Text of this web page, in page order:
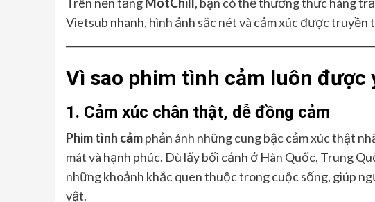
Vietsub nhanh, hình ảnh sắc nét và cảm xúc được
Vì sao phim tình cảm luôn được
1. Cảm xúc chân thật, dễ đồng cảm
Phim tình cảmphản ánh những cung bậc cảm xúc thật
mát và hạnh phúc. Dù lấy bối cảnh ở Hàn Quốc, Trung
những khoảnh khắc quen thuộc trong cuộc sống, giúp
vật.